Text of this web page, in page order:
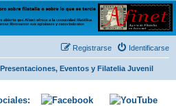
Ágora de Filatelia es un foro abierto que Afinet
para que exprese libremente sus opiniones y
Identificarse
Registrarse
Presentaciones, Eventos y Filatelia Juvenil